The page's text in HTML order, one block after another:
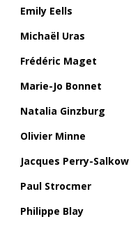
Emily Eells
Michaël Uras
Frédéric Maget
Marie-Jo Bonnet
Natalia Ginzburg
Olivier Minne
Jacques Perry-Salkow
Paul Strocmer
Philippe Blay